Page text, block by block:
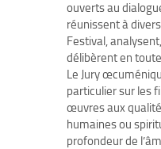
ouverts au
réunissent à
Festival,
délibèrent en
Le Jury
particulier sur les
œuvres aux
humaines ou
profondeur de